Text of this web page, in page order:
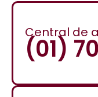
Central de
(01)